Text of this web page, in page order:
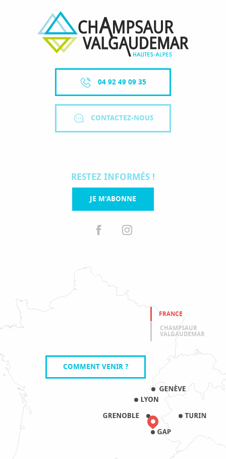
04 92 49 09 35
CONTACTEZ-NOUS
RESTEZ INFORMÉS !
JE M'ABONNE
FRANCE
CHAMPSAUR
VALGAUDEMAR
COMMENT VENIR ?